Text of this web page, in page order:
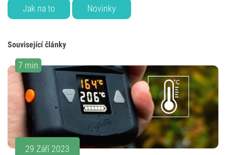
Jak na to Novinky
Související články
7 min
29 Září 2023